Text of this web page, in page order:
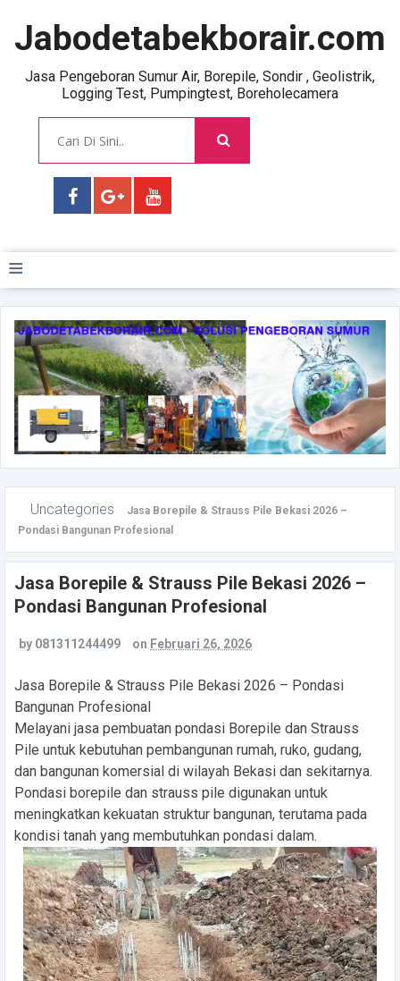
Jabodetabekborair.com
Jasa Pengeboran Sumur Air, Borepile, Sondir , Geolistrik,
Logging Test, Pumpingtest, Boreholecamera
≡
Uncategories
Jasa Borepile & Strauss Pile Bekasi 2026 –
Pondasi Bangunan Profesional
Jasa Borepile & Strauss Pile Bekasi 2026 –
Pondasi Bangunan Profesional
by 081311244499 on Februari 26, 2026
Jasa Borepile & Strauss Pile Bekasi 2026 – Pondasi
Bangunan Profesional
Melayani jasa pembuatan pondasi Borepile dan Strauss
Pile untuk kebutuhan pembangunan rumah, ruko, gudang,
dan bangunan komersial di wilayah Bekasi dan sekitarnya.
Pondasi borepile dan strauss pile digunakan untuk
meningkatkan kekuatan struktur bangunan, terutama pada
kondisi tanah yang membutuhkan pondasi dalam.